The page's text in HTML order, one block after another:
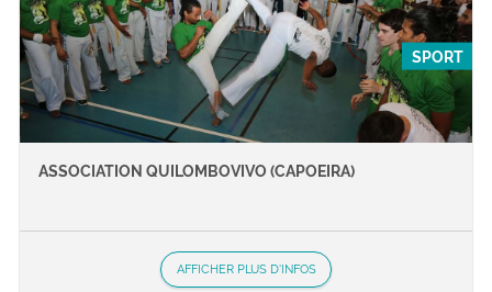
SPORT
ASSOCIATION QUILOMBOVIVO (CAPOEIRA)
AFFICHER PLUS D'INFOS